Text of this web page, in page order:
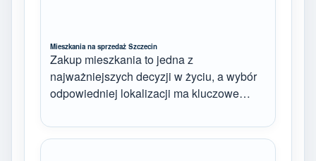
Mieszkania na sprzedaż Szczecin
Zakup mieszkania to jedna z
najważniejszych decyzji w życiu, a wybór
odpowiedniej lokalizacji ma kluczowe…